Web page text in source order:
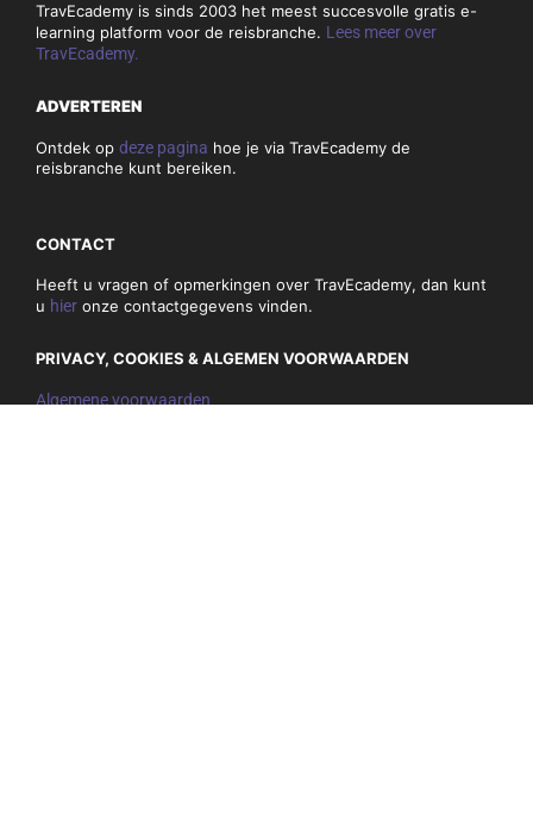
TravEcademy is sinds 2003 het meest succesvolle gratis e-
learning platform voor de reisbranche. Lees meer over
TravEcademy.
ADVERTEREN
Ontdek op deze pagina hoe je via TravEcademy de
reisbranche kunt bereiken.
CONTACT
Heeft u vragen of opmerkingen over TravEcademy, dan kunt
u hier onze contactgegevens vinden.
PRIVACY, COOKIES & ALGEMEN VOORWAARDEN
Algemene voorwaarden